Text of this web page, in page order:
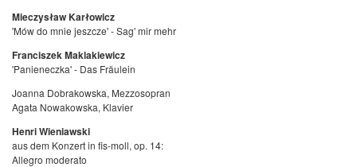
Mieczysław Karłowicz
'Mów do mnie jeszcze' - Sag' mir mehr
Franciszek Maklakiewicz
'Panieneczka' - Das Fräulein
Joanna Dobrakowska, Mezzosopran
Agata Nowakowska, Klavier
Henri Wieniawski
aus dem Konzert in fis-moll, op. 14:
Allegro moderato